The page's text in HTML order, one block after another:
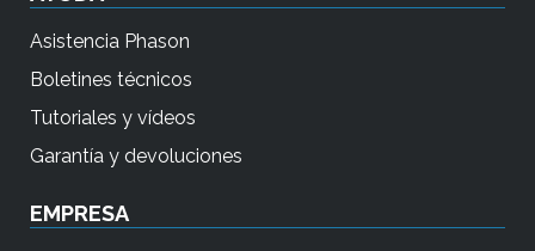
Asistencia Phason
Boletines técnicos
Tutoriales y vídeos
Garantía y devoluciones
EMPRESA